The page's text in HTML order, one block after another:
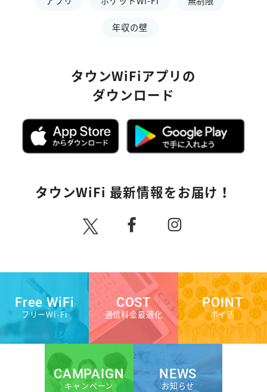
年収の壁
タウンWiFiアプリの
ダウンロード
タウンWiFi 最新情報をお届け！
Free WiFi
フリーWi-Fi
COST
通信料金最適化
POINT
ポイ活
CAMPAIGN
キャンペーン
NEWS
お知らせ